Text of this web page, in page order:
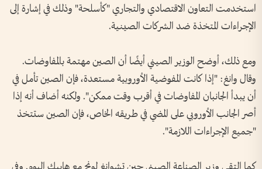
استخدمت التعاون الاقتصادي والتجاري "كأسلحة" وذلك في إشارة إلى
الإجراءات المتخذة ضد الشركات الصينية.
ومع ذلك، أوضح الوزير الصيني أيضًا أن الصين مهتمة بالمفاوضات.
وقال وانغ: "إذا كانت المفوضية الأوروبية مستعدة، فإن الصين تأمل في
أن يبدأ الجانبان المفاوضات في أقرب وقت ممكن". ولكنه أضاف أنه إذا
أصر الجانب الأوروبي على المضي في طريقه الخاص، فإن الصين ستتخذ
"جميع الإجراءات اللازمة".